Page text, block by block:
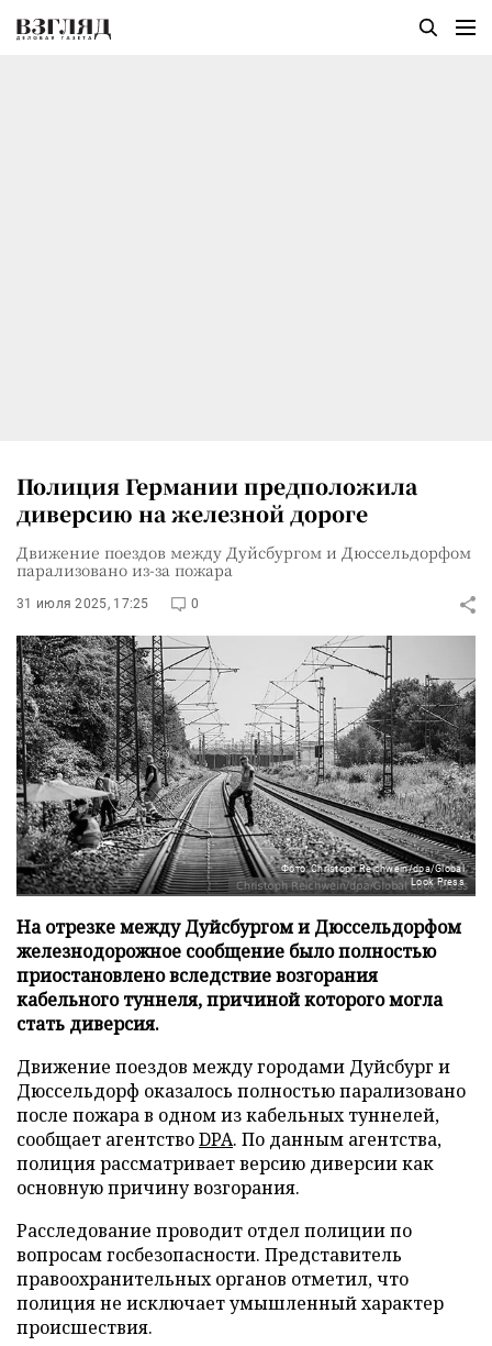
Полиция Германии предположила
диверсию на железной дороге
Движение поездов между Дуйсбургом и Дюссельдорфом
парализовано из-за пожара
31 июля 2025, 17:25 0
Фото: Christoph Reichwein/dpa/Global
Look Press
На отрезке между Дуйсбургом и Дюссельдорфом
железнодорожное сообщение было полностью
приостановлено вследствие возгорания
кабельного туннеля, причиной которого могла
стать диверсия.
Движение поездов между городами Дуйсбург и
Дюссельдорф оказалось полностью парализовано
после пожара в одном из кабельных туннелей,
сообщает агентствоDPA. По данным агентства,
полиция рассматривает версию диверсии как
основную причину возгорания.
Расследование проводит отдел полиции по
вопросам госбезопасности. Представитель
правоохранительных органов отметил, что
полиция не исключает умышленный характер
происшествия.